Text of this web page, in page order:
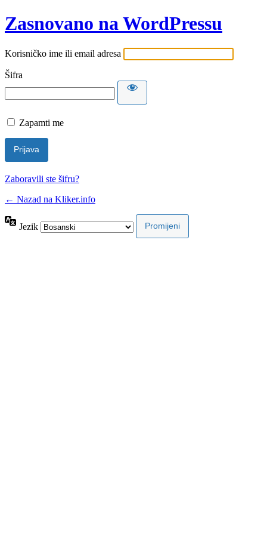
Zasnovano na WordPressu
Korisničko ime ili email adresa
Šifra
Zapamti me
Zaboravili ste šifru?
← Nazad na Kliker.info
Jezik